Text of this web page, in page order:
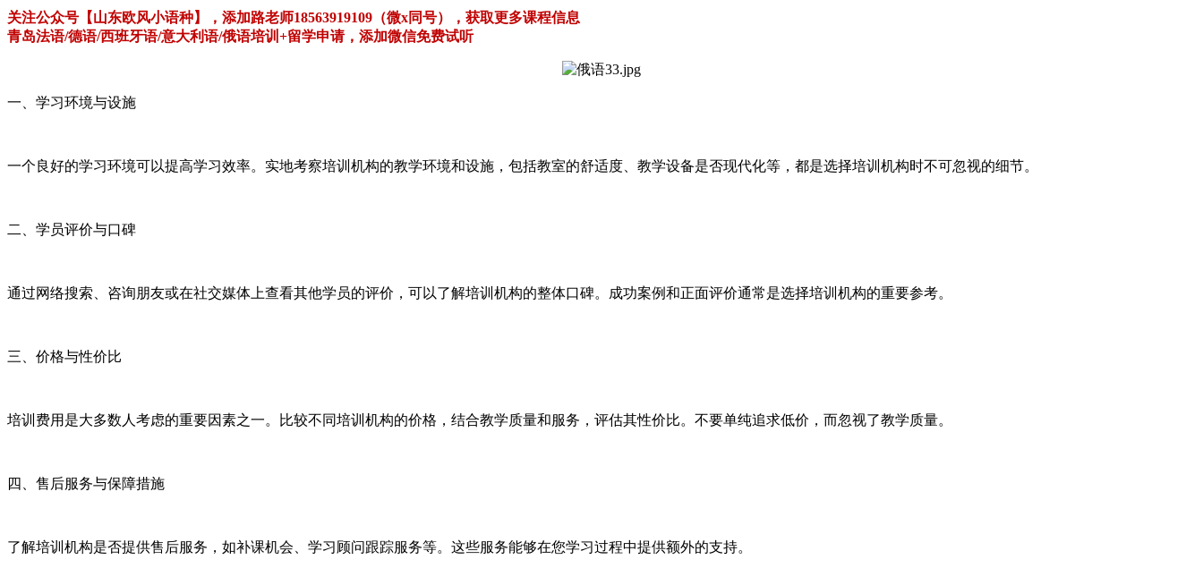
关注公众号【山东欧风小语种】，添加路老师18563919109（微x同号），获取更多课程信息
青岛法语/德语/西班牙语/意大利语/俄语培训+留学申请，添加微信免费试听
一、学习环境与设施
一个良好的学习环境可以提高学习效率。实地考察培训机构的教学环境和设施，包括教室的舒适度、教学设备是否现代化等，都是选择培训机构时不可忽视的细节。
二、学员评价与口碑
通过网络搜索、咨询朋友或在社交媒体上查看其他学员的评价，可以了解培训机构的整体口碑。成功案例和正面评价通常是选择培训机构的重要参考。
三、价格与性价比
培训费用是大多数人考虑的重要因素之一。比较不同培训机构的价格，结合教学质量和服务，评估其性价比。不要单纯追求低价，而忽视了教学质量。
四、售后服务与保障措施
了解培训机构是否提供售后服务，如补课机会、学习顾问跟踪服务等。这些服务能够在您学习过程中提供额外的支持。